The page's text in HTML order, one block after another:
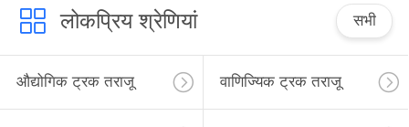
लोकप्रिय श्रेणियां सभी
औद्योगिक ट्रक तराजू वाणिज्यिक ट्रक तराजू